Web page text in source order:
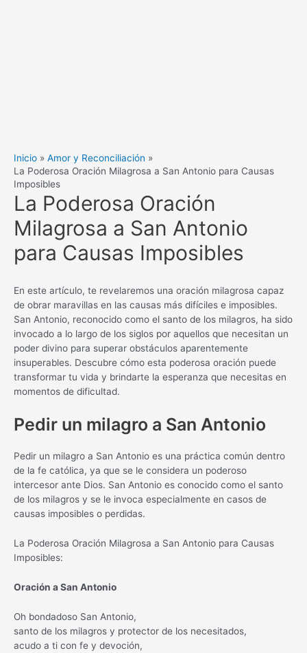
Inicio
Amor y Reconciliación
La Poderosa Oración Milagrosa a San Antonio para Causas
Imposibles
La Poderosa Oración
Milagrosa a San Antonio
para Causas Imposibles
En este artículo, te revelaremos una oración milagrosa capaz
de obrar maravillas en las causas más difíciles e imposibles.
San Antonio, reconocido como el santo de los milagros, ha sido
invocado a lo largo de los siglos por aquellos que necesitan un
poder divino para superar obstáculos aparentemente
insuperables. Descubre cómo esta poderosa oración puede
transformar tu vida y brindarte la esperanza que necesitas en
momentos de dificultad.
Pedir un milagro a San Antonio
Pedir un milagro a San Antonio es una práctica común dentro
de la fe católica, ya que se le considera un poderoso
intercesor ante Dios. San Antonio es conocido como el santo
de los milagros y se le invoca especialmente en casos de
causas imposibles o perdidas.
La Poderosa Oración Milagrosa a San Antonio para Causas
Imposibles:
Oración a San Antonio
Oh bondadoso San Antonio,
santo de los milagros y protector de los necesitados,
acudo a ti con fe y devoción,